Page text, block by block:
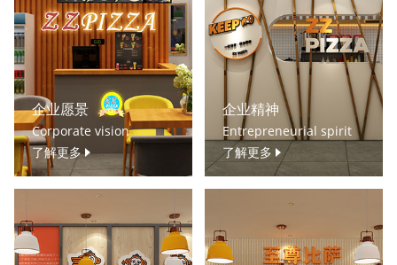
企业愿景
Corporate vision
了解更多
企业精神
Entrepreneurial spirit
了解更多